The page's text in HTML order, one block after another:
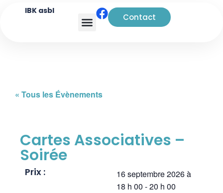
IBK asbl
Contact
« Tous les Évènements
Cartes Associatives –
Soirée
Prix : 16 septembre 2026à
18 h 00 -20 h 00